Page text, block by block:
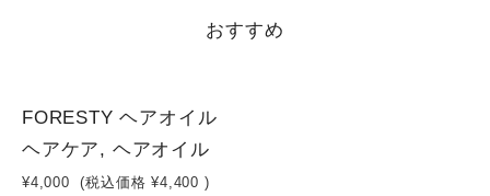
おすすめ
FORESTY ヘアオイル
ヘアケア, ヘアオイル
¥4,000 (税込価格 ¥4,400 )